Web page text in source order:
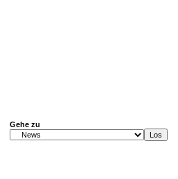
Gehe zu